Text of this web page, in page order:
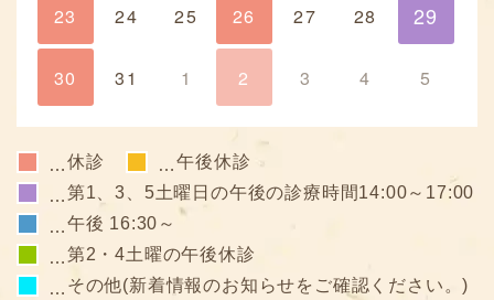
23 24 25 26 27 28 29
29
30 31 1 2 3 4 5
…休診 …午後休診
…第1、3、5土曜日の午後の診療時間14:00～17:00
…午後 16:30～
…第2・4土曜の午後休診
… その他(新着情報のお知らせをご確認ください。)